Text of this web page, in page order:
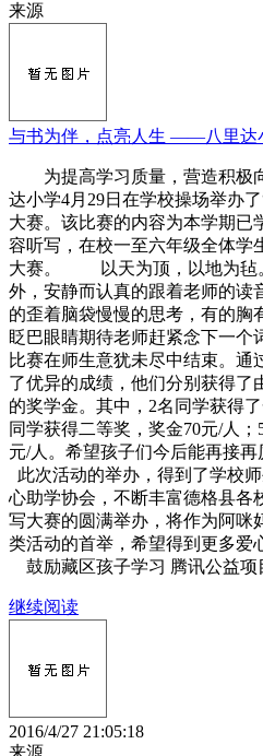
来源
与书为伴，点亮人生 ——八里达
为提高学习质量，营造积极
达小学4月29日在学校操场举办
大赛。该比赛的内容为本学期已
容听写，在校一至六年级全体学
大赛。 以天为顶，以地为毡
外，安静而认真的跟着老师的读
的歪着脑袋慢慢的思考，有的胸
眨巴眼睛期待老师赶紧念下一
比赛在师生意犹未尽中结束。通
了优异的成绩，他们分别获得了
的奖学金。其中，2名同学获得
同学获得二等奖，奖金70元/人
元/人。希望孩子们今后能再接
此次活动的举办，得到了学校
心助学协会，不断丰富德格县各
写大赛的圆满举办，将作为阿咪
类活动的首举，希望得到更多爱
鼓励藏区孩子学习 腾讯公益项
继续阅读
2016/4/27 21:05:18
来源